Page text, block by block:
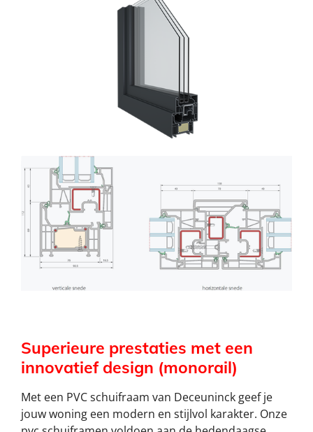
Superieure prestaties met een
innovatief design (monorail)
Met een PVC schuifraam van Deceuninck geef je
jouw woning een modern en stijlvol karakter. Onze